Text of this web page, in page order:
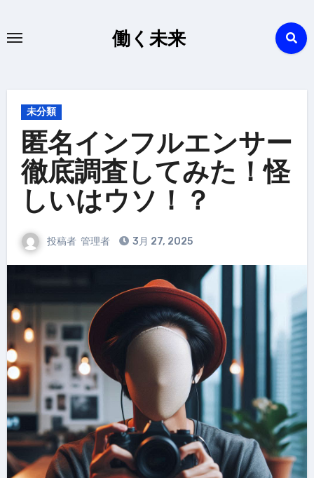
働く未来
未分類
匿名インフルエンサー
徹底調査してみた！怪
しいはウソ！？
投稿者 管理者 3月 27, 2025